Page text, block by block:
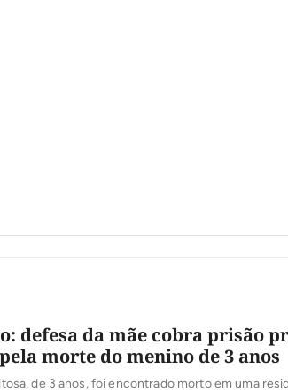
defesa da mãe cobra prisão
morte do menino de 3 anos
de 3 anos, foi encontrado morto em uma